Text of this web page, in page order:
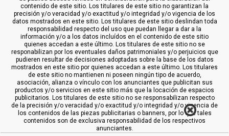
contenido de este sitio. Los titulares de este sitio no garantizan la
precisión y/o veracidad y/o exactitud y/o integridad y/o vigencia de los
datos mostrados en este sitio. Los titulares de este sitio deslindan toda
responsabilidad respecto del uso que puedan llegar a dar a la
información y/o a los datos incluídos en el contenido de este sitio
quienes accedan a este último. Los titulares de este sitio no se
responabilizan por los eventuales daños patrimoniales y/o perjuicios que
pudieren resultar de decisiones adoptadas sobre la base de los datos
mostrados en este sitio por quienes accedan a este último. Los titulares
de este sitio no mantienen ni poseen ningún tipo de acuerdo,
asociación, alianza o vínculo con los anunciantes que publicitan sus
productos y/o servicios en este sitio más que la locación de espacios
publicitarios. Los titulares de este sitio no se responsabilizan respecto
de la precisión y/o veracidad y/o exactitud y/o integridad y/o vigencia de
los contenidos de las piezas publicitarias o banners, por lo que tales
contenidos son de exclusiva responsabilidad de los respectivos
anunciantes.